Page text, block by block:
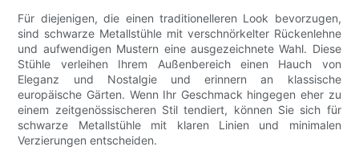
Für diejenigen, die einen traditionelleren Look bevorzugen,
sind schwarze Metallstühle mit verschnörkelter Rückenlehne
und aufwendigen Mustern eine ausgezeichnete Wahl. Diese
Stühle verleihen Ihrem Außenbereich einen Hauch von
Eleganz und Nostalgie und erinnern an klassische
europäische Gärten. Wenn Ihr Geschmack hingegen eher zu
einem zeitgenössischeren Stil tendiert, können Sie sich für
schwarze Metallstühle mit klaren Linien und minimalen
Verzierungen entscheiden.